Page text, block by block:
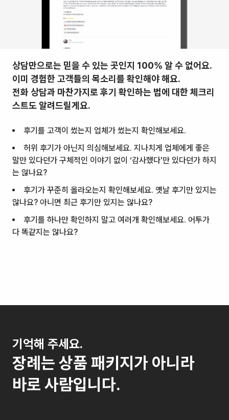
상담만으로는 믿을 수 있는 곳인지 100% 알 수 없어요.
이미 경험한 고객들의 목소리를 확인해야 해요.
전화 상담과 마찬가지로 후기 확인하는 법에 대한 체크리
스트도 알려드릴게요.
후기를 고객이 썼는지 업체가 썼는지 확인해보세요.
허위 후기가 아닌지 의심해보세요. 지나치게 업체에게 좋은
말만 있다던가 구체적인 이야기 없이 ‘감사했다'만 있다던가 하지
는 않나요?
후기가 꾸준히 올라오는지 확인해보세요. 옛날 후기만 있지는
않나요? 아니면 최근 후기만 있지는 않나요?
후기를 하나만 확인하지 말고 여러개 확인해보세요. 어투가
다 똑같지는 않나요?
기억해 주세요.
장례는 상품 패키지가 아니라
바로 사람입니다.